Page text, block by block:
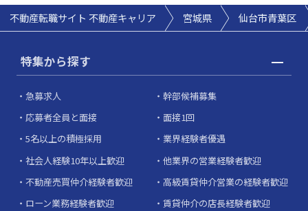
不動産転職サイト 不動産キャリア 宮城県 仙台市青葉区
特集から探す
急募求人
幹部候補募集
応募者全員と面接
面接1回
5名以上の積極採用
業界経験者優遇
社会人経験10年以上歓迎
他業界の営業経験者歓迎
不動産売買仲介経験者歓迎
高級賃貸仲介営業の経験者歓迎
ローン業務経験者歓迎
賃貸仲介の店長経験者歓迎